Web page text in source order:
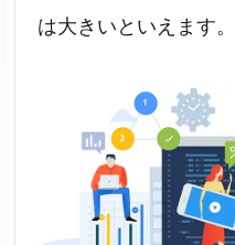
は大きいといえます。